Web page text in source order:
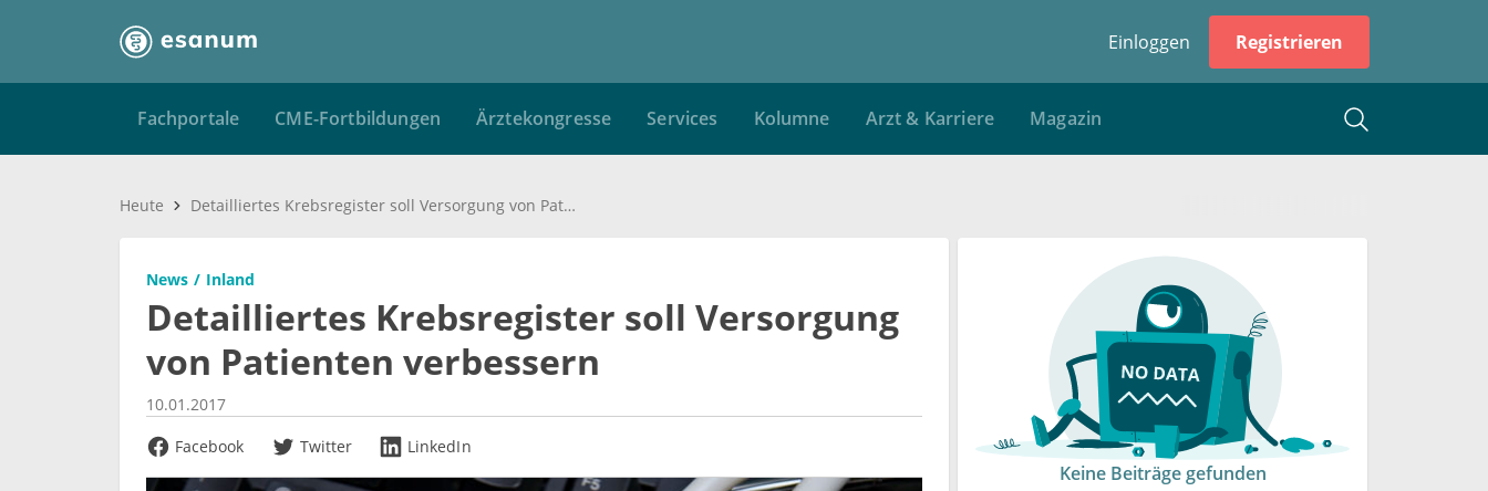
Einloggen Registrieren
Fachportale CME-Fortbildungen Ärztekongresse Services Kolumne Arzt & Karriere Magazin
Heute Detailliertes Krebsregister soll Versorgung von Patienten verbessern
News Inland
Detailliertes Krebsregister soll Versorgung
von Patienten verbessern
10.01.2017
Facebook
Twitter LinkedIn
Keine Beiträge gefunden